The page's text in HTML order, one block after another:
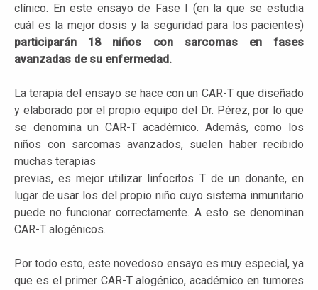
clínico. En este ensayo de Fase I (en la que se estudia
cuál es la mejor dosis y la seguridad para los pacientes)
participarán 18 niños con sarcomas en fases
avanzadas de su enfermedad.
La terapia del ensayo se hace con un CAR-T que diseñado
y elaborado por el propio equipo del Dr. Pérez, por lo que
se denomina un CAR-T académico. Además, como los
niños con sarcomas avanzados, suelen haber recibido
muchas terapias
previas, es mejor utilizar linfocitos T de un donante, en
lugar de usar los del propio niño cuyo sistema inmunitario
puede no funcionar correctamente. A esto se denominan
CAR-T alogénicos.
Por todo esto, este novedoso ensayo es muy especial, ya
que es el primer CAR-T alogénico, académico en tumores